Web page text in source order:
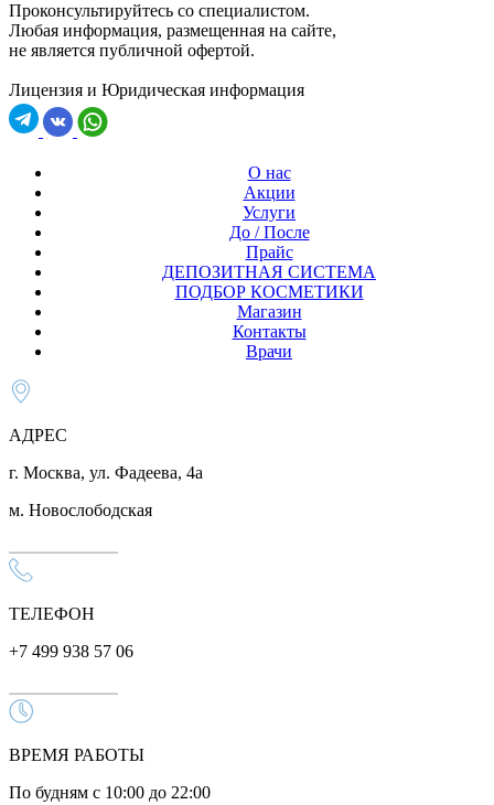
Проконсультируйтесь со специалистом.
Любая информация, размещенная на сайте,
не является публичной офертой.
Лицензия и Юридическая информация
О нас
Акции
Услуги
До / После
Прайс
ДЕПОЗИТНАЯ СИСТЕМА
ПОДБОР КОСМЕТИКИ
Магазин
Контакты
Врачи
АДРЕС
г. Москва, ул. Фадеева, 4а
м. Новослободская
ТЕЛЕФОН
+7 499 938 57 06
ВРЕМЯ РАБОТЫ
По будням с 10:00 до 22:00